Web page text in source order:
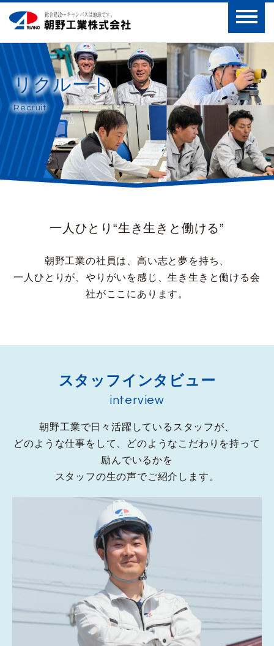
リクルート
Recruit
一人ひとり“生き生きと働ける”
朝野工業の社員は、高い志と夢を持ち、
一人ひとりが、やりがいを感じ、生き生きと働ける会
社がここにあります。
スタッフインタビュー
interview
朝野工業で日々活躍しているスタッフが、
どのような仕事をして、どのようなこだわりを持って
励んでいるかを
スタッフの生の声でご紹介します。